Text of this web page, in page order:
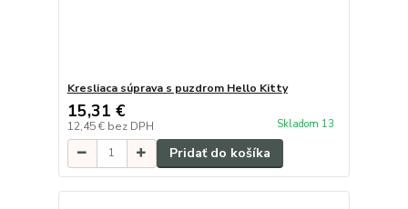
Kresliaca súprava s puzdrom Hello Kitty
15,31 €
12,45 € bez DPH Skladom 13
Pridať do košíka